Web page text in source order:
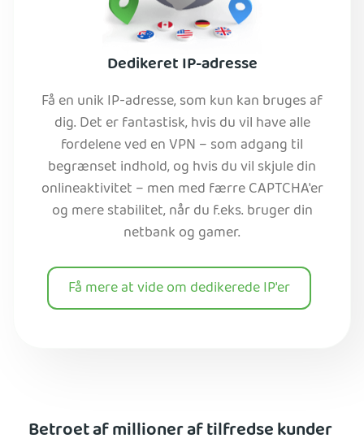
Dedikeret IP-adresse
Få en unik IP-adresse, som kun kan bruges af
dig. Det er fantastisk, hvis du vil have alle
fordelene ved en VPN – som adgang til
begrænset indhold, og hvis du vil skjule din
onlineaktivitet – men med færre CAPTCHA'er
og mere stabilitet, når du f.eks. bruger din
netbank og gamer.
Få mere at vide om dedikerede IP'er
Betroet af millioner af tilfredse kunder